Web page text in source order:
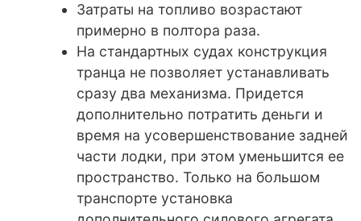
Затраты на топливо возрастают
примерно в полтора раза.
На стандартных судах конструкция
транца не позволяет устанавливать
сразу два механизма. Придется
дополнительно потратить деньги и
время на усовершенствование задней
части лодки, при этом уменьшится ее
пространство. Только на большом
транспорте установка